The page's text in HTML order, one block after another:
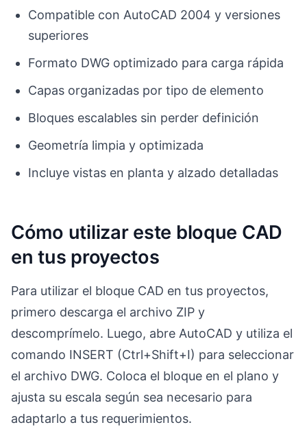
Compatible con AutoCAD 2004 y versiones
superiores
Formato DWG optimizado para carga rápida
Capas organizadas por tipo de elemento
Bloques escalables sin perder definición
Geometría limpia y optimizada
Incluye vistas en planta y alzado detalladas
Cómo utilizar este bloque CAD
en tus proyectos
Para utilizar el bloque CAD en tus proyectos,
primero descarga el archivo ZIP y
descomprímelo. Luego, abre AutoCAD y utiliza el
comando INSERT (Ctrl+Shift+I) para seleccionar
el archivo DWG. Coloca el bloque en el plano y
ajusta su escala según sea necesario para
adaptarlo a tus requerimientos.